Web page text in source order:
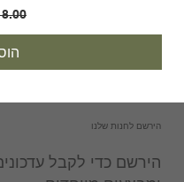
מחיר
הירשם כדי לקבל
הירשם לחנות שלנו